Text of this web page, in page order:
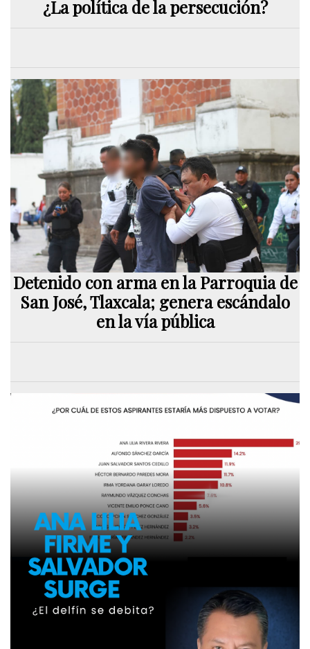
¿La política de la persecución?
Detenido con arma en la Parroquia de
San José, Tlaxcala; genera escándalo
en la vía pública